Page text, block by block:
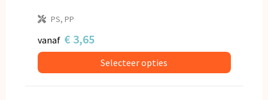
PS, PP
vanaf € 3,65
Selecteer opties